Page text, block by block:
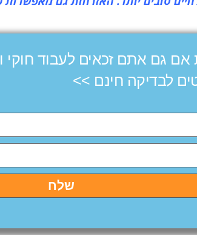
אם גם אתם זכאים לעבוד חוקי
לבדיקה חינם >>
שלח